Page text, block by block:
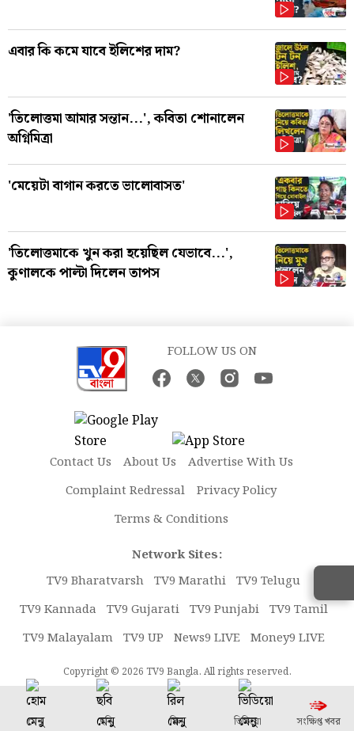
এবার কি কমে যাবে ইলিশের দাম?
'তিলোত্তমা আমার সন্তান...', কবিতা শোনালেন
অগ্নিমিত্রা
'মেয়েটা বাগান করতে ভালোবাসত'
'তিলোত্তমাকে খুন করা হয়েছিল যেভাবে...',
কুণালকে পাল্টা দিলেন তাপস
FOLLOW US ON
Contact Us About Us
Advertise With Us
Complaint Redressal
Privacy Policy
Terms & Conditions
Network Sites:
TV9 Bharatvarsh TV9 Marathi TV9 Telugu
TV9 Kannada TV9 Gujarati TV9 Punjabi TV9 Tamil
TV9 Malayalam TV9 UP News9 LIVE Money9 LIVE
Copyright © 2026 TV9 Bangla. All rights reserved.
মেনু ছবি রিল ভিডিয়ো সংক্ষিপ্ত খবর